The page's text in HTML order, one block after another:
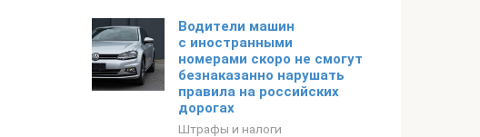
Водители машин
с иностранными
номерами скоро не смогут
безнаказанно нарушать
правила на российских
дорогах
Штрафы и налоги